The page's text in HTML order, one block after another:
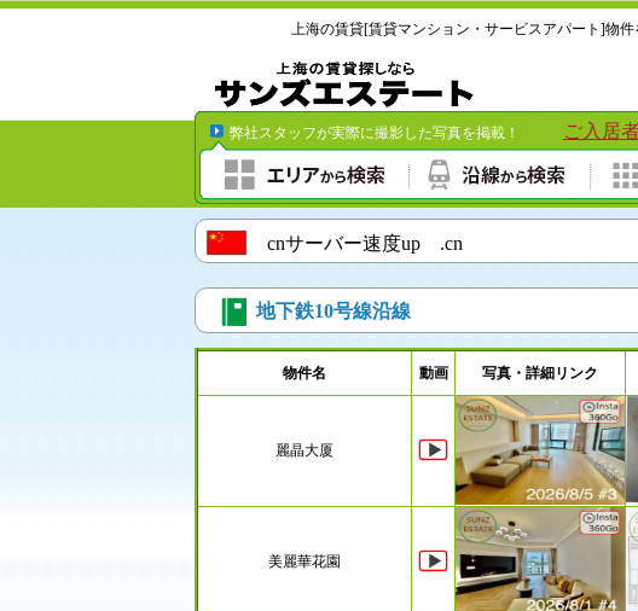
上海の賃貸[賃貸マンション・サービスアパート]物
弊社スタッフが実際に撮影した写真を掲載！ ご入居
cnサーバー速度up .cn
地下鉄10号線沿線
物件名 動画 写真・詳細リンク
麗晶大厦
美麗華花園